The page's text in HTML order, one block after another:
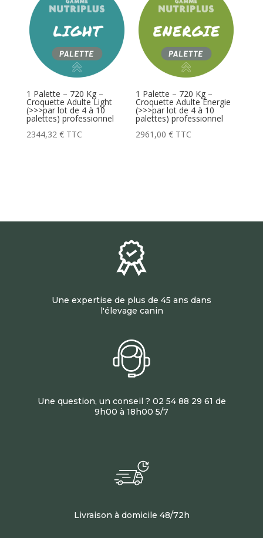
1 Palette – 720 Kg –
Croquette Adulte Light
(>>>par lot de 4 à 10
palettes) professionnel
2344,32 € TTC
1 Palette – 720 Kg –
Croquette Adulte Energie
(>>>par lot de 4 à 10
palettes) professionnel
2961,00€ TTC
Une expertise de plus de 45 ans dans
l'élevage canin
Une question, un conseil ? 02 54 88 29 61 de
9h00 à 18h00 5/7
Livraison à domicile 48/72h